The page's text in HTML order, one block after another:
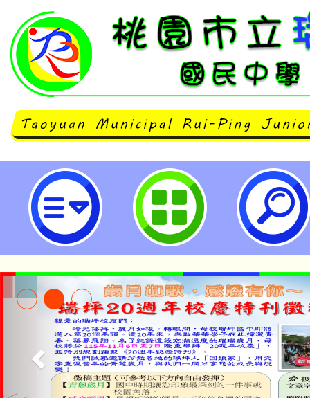
主旨：有關中華民國台灣女童軍總
團領導人員績優獎章」頒授辦法一
者踴躍報名參加，請查照。-桃園